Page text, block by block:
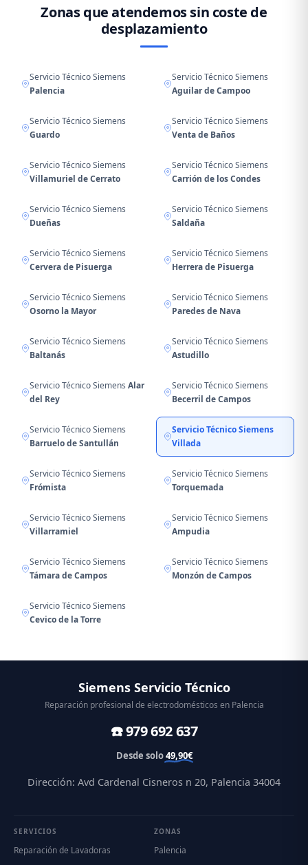
Zonas que atendemos sin coste de
desplazamiento
Servicio Técnico Siemens
Palencia
Servicio Técnico Siemens
Aguilar de Campoo
Servicio Técnico Siemens
Guardo
Servicio Técnico Siemens
Venta de Baños
Servicio Técnico Siemens
Villamuriel de Cerrato
Servicio Técnico Siemens
Carrión de los Condes
Servicio Técnico Siemens
Dueñas
Servicio Técnico Siemens
Saldaña
Servicio Técnico Siemens
Cervera de Pisuerga
Servicio Técnico Siemens
Herrera de Pisuerga
Servicio Técnico Siemens
Osorno la Mayor
Servicio Técnico Siemens
Paredes de Nava
Servicio Técnico Siemens
Baltanás
Servicio Técnico Siemens
Astudillo
Servicio Técnico Siemens Alar
del Rey
Servicio Técnico Siemens
Becerril de Campos
Servicio Técnico Siemens
Barruelo de Santullán
Servicio Técnico Siemens
Villada
Servicio Técnico Siemens
Frómista
Servicio Técnico Siemens
Torquemada
Servicio Técnico Siemens
Villarramiel
Servicio Técnico Siemens
Ampudia
Servicio Técnico Siemens
Támara de Campos
Servicio Técnico Siemens
Monzón de Campos
Servicio Técnico Siemens
Cevico de la Torre
Siemens Servicio Técnico
Reparación profesional de electrodomésticos en Palencia
☎️ 979 692 637
Desde solo49,90€
Dirección: Avd Cardenal Cisneros n 20, Palencia 34004
SERVICIOS
Reparación de Lavadoras
ZONAS
Palencia